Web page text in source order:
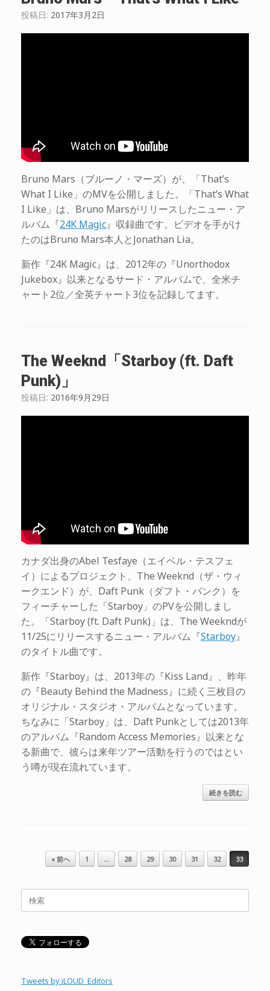
投稿日: 2017年3月2日
Bruno Mars（ブルーノ・マーズ）が、「That’s
What I Like」のMVを公開しました。「That’s What
I Like」は、Bruno Marsがリリースしたニュー・ア
ルバム『24K Magic』収録曲です。ビデオを手がけ
たのはBruno Mars本人とJonathan Lia。
新作『24K Magic』は、2012年の『Unorthodox
Jukebox』以来となるサード・アルバムで、全米チ
ャート2位／全英チャート3位を記録してます。
The Weeknd「Starboy (ft. Daft
Punk)」
投稿日: 2016年9月29日
カナダ出身のAbel Tesfaye（エイベル・テスフェ
イ）によるプロジェクト、The Weeknd（ザ・ウィ
ークエンド）が、Daft Punk（ダフト・パンク）を
フィーチャーした「Starboy」のPVを公開しまし
た。「Starboy (ft. Daft Punk)」は、The Weekndが
11/25にリリースするニュー・アルバム『Starboy』
のタイトル曲です。
新作『Starboy』は、2013年の『Kiss Land』、昨年
の『Beauty Behind the Madness』に続く三枚目の
オリジナル・スタジオ・アルバムとなっています。
ちなみに「Starboy」は、Daft Punkとしては2013年
のアルバム『Random Access Memories』以来とな
る新曲で、彼らは来年ツアー活動を行うのではとい
う噂が現在流れています。
続きを読む
投稿ナビゲーション
« 前へ 1 … 28 29 30 31 32 33
検
Tweets by iLOUD_Editors